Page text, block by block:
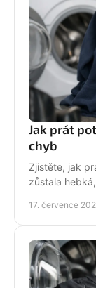
Jak prát
chyb
Zjistěte, jak
zůstala
17. července